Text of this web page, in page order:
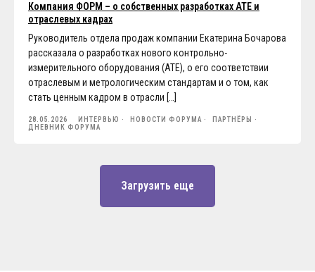
Компания ФОРМ – о собственных разработках АТЕ и
отраслевых кадрах
Руководитель отдела продаж компании Екатерина Бочарова
рассказала о разработках нового контрольно-
измерительного оборудования (ATE), о его соответствии
отраслевым и метрологическим стандартам и о том, как
стать ценным кадром в отрасли […]
28.05.2026 ИНТЕРВЬЮ НОВОСТИ ФОРУМА
ПАРТНЁРЫ
ДНЕВНИК ФОРУМА
Загрузить еще